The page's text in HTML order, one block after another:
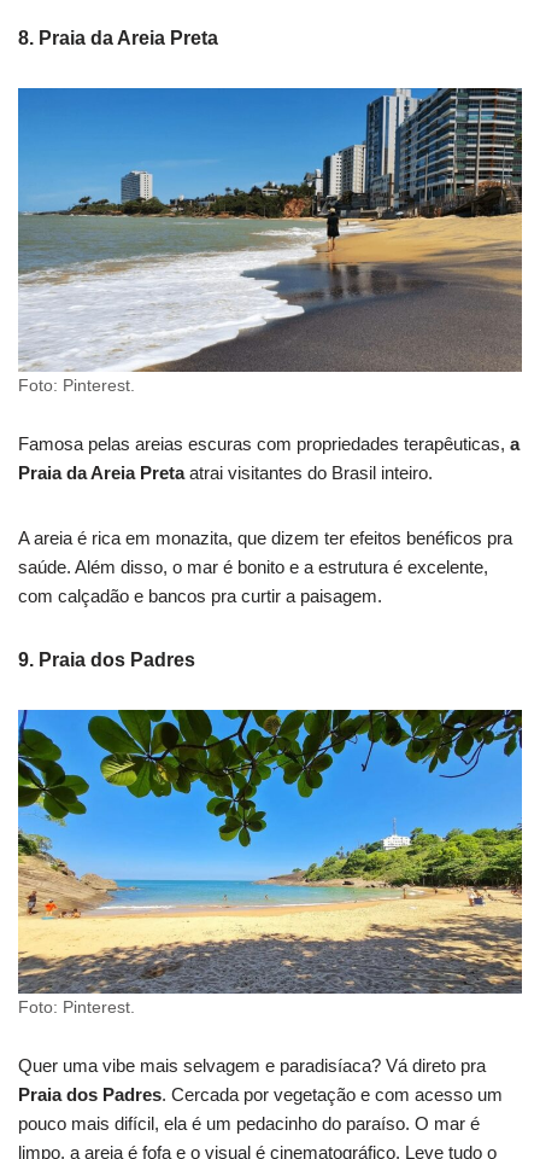
8. Praia da Areia Preta
Foto: Pinterest.
Famosa pelas areias escuras com propriedades terapêuticas, a
Praia da Areia Pretaatrai visitantes do Brasil inteiro.
A areia é rica em monazita, que dizem ter efeitos benéficos pra
saúde. Além disso, o mar é bonito e a estrutura é excelente,
com calçadão e bancos pra curtir a paisagem.
9. Praia dos Padres
Foto: Pinterest.
Quer uma vibe mais selvagem e paradisíaca? Vá direto pra
Praia dos Padres. Cercada por vegetação e com acesso um
pouco mais difícil, ela é um pedacinho do paraíso. O mar é
limpo, a areia é fofa e o visual é cinematográfico. Leve tudo o